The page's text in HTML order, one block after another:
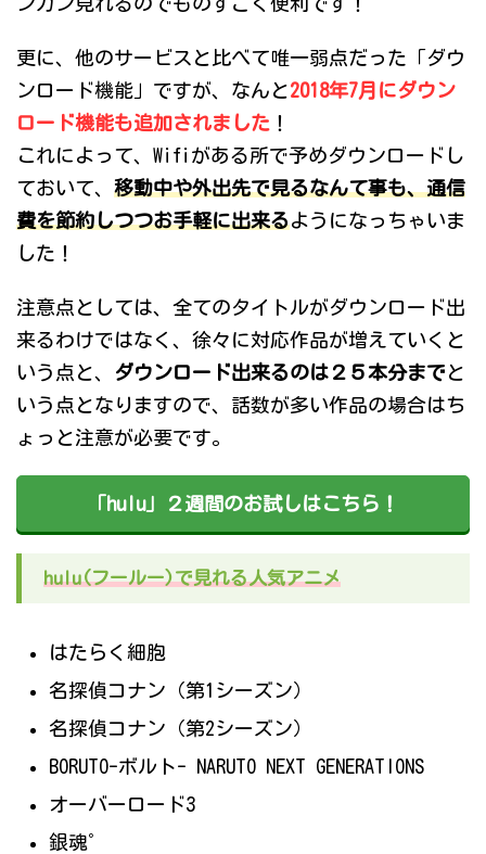
更に、他のサービスと比べて唯一弱点だった「ダウ
ンロード機能」ですが、なんと2018年7月にダウン
ロード機能も追加されました ！
これによって、Wifiがある所で予めダウンロードし
ておいて、 移動中や外出先で見るなんて事も、通信
費を節約しつつお手軽に出来るようになっちゃいま
した！
注意点としては、全てのタイトルがダウンロード出
来るわけではなく、徐々に対応作品が増えていくと
いう点と、
ダウンロード出来るのは２５本分まで と
いう点となりますので、話数が多い作品の場合はち
ょっと注意が必要です。
「hulu」２週間のお試しはこちら！
hulu(フールー)で見れる人気アニメ
はたらく細胞
名探偵コナン（第1シーズン）
名探偵コナン（第2シーズン）
BORUTO-ボルト- NARUTO NEXT GENERATIONS
オーバーロード3
銀魂゜